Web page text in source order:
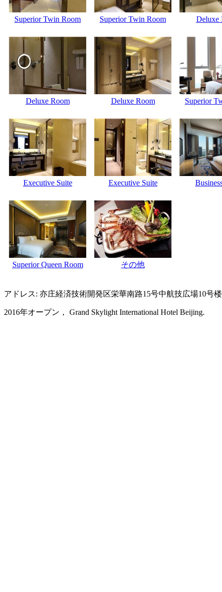
Superior Twin Room Superior Twin Room Deluxe
Deluxe Room Deluxe Room Superior
Executive Suite Executive Suite
Superior Queen Room その他
アドレス: 亦庄経済技術開発区栄華南路15号中航技広場10号
2016年オープン， Grand Skylight International Hotel Beijing.